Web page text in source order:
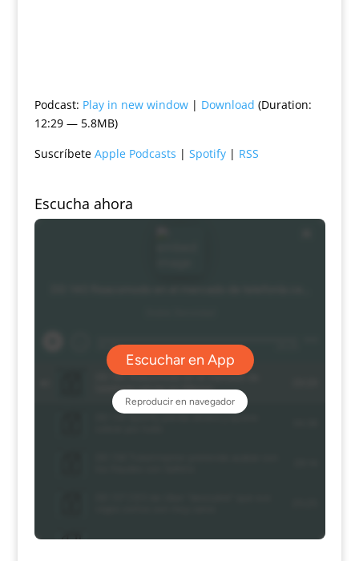
Podcast: Play in new window| Download (Duration:
12:29 — 5.8MB)
Suscríbete Apple Podcasts | Spotify| RSS
Escucha ahora